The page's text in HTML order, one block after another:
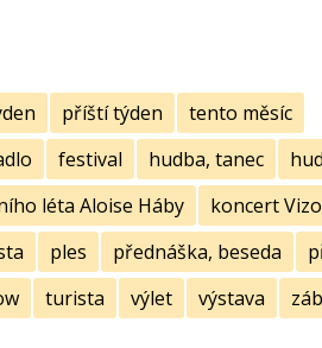
příští týden
tento měsíc
festival hudba, tanec
léta Aloise Háby
koncert
ples přednáška, beseda
turista výlet výstava